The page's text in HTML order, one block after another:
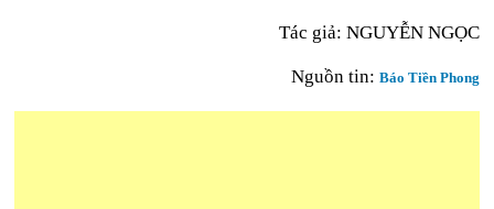
Tác giả: NGUYỄN NGỌC
Nguồn tin: Báo Tiền Phong